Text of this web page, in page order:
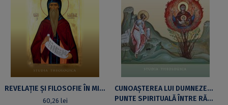
REVELAȚIE ȘI FILOSOFIE ÎN MISTAGOGIA SFÂNTULUI MAXIM MĂRTURISITORULO INTERPRETARE CONTEMPORANĂ A TEOLOGIEI MISTAGOGICE PATRISTICE
60,26 lei
CUNOAȘTEREA LUI DUMNEZEU PRIN ÎNTUNERIC ȘI LUMINĂ LA SFÂNTUL IOAN AL CRUCII:
PUNTE SPIRITUALĂ ÎNTRE RĂSĂRIT ȘI APUS